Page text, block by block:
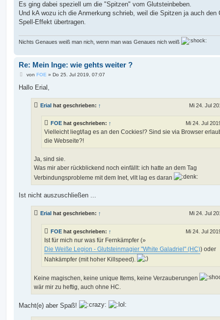
Es ging dabei speziell um die "Spitzen" vom Glutsteinbeben.
Und kA wozu ich die Anmerkung schrieb, weil die Spitzen ja auch den
Spell-Effekt übertragen.
Nichts Genaues weiß man nich, wenn man was Genaues nich weiß
Re: Mein Inge: wie gehts weiter ?
B
i
von FOE » Do 25. Jul 2019, 07:07
Hallo Erial,
Erial hat geschrieben: ↑ Mi 24. Jul
FOE hat geschrieben: ↑ Mi 24. Jul
Vielleicht liegt/lag es an den Cockies!? Sind sie via Browser
die Webseite?!
Ja, sind sie.
Was mir aber rückblickend noch einfällt: ich hatte an dem Tag
Verbindungsprobleme mit dem Inet, vllt lag es daran
Ist nicht auszuschließen ...
Erial hat geschrieben: ↑ Mi 24. Jul
FOE hat geschrieben: ↑ Mi 24. Jul
Ist für mich nur was für Fernkämpfer (»
Die Weiße Legion - Glutsteinmagier "White Galadriel" (HC)) oder
Nahkämpfer (mit hoher Killspeed).
Keine magischen, keine unique Items, keine Verzauberungen
wär mir zu heftig, auch ohne HC.
Macht(e) aber Spaß!